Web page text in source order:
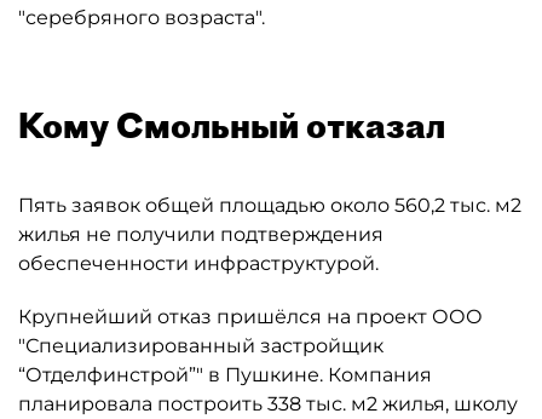
"серебряного возраста".
Кому Смольный отказал
Пять заявок общей площадью около 560,2 тыс. м2
жилья не получили подтверждения
обеспеченности инфраструктурой.
Крупнейший отказ пришёлся на проект ООО
"Специализированный застройщик
“Отделфинстрой”" в Пушкине. Компания
планировала построить 338 тыс. м2 жилья, школу